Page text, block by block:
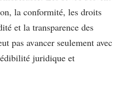
la conformité, les droits
et la transparence des
pas avancer seulement avec
juridique et